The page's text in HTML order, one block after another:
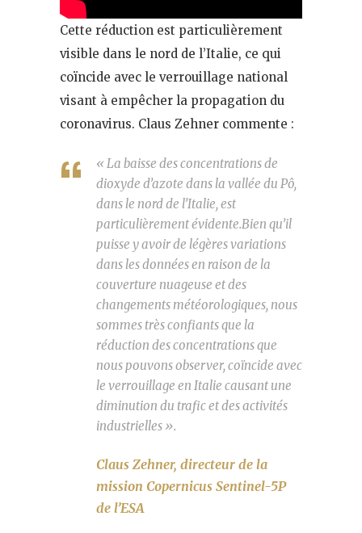
Cette réduction est particulièrement
visible dans le nord de l’Italie, ce qui
coïncide avec le verrouillage national
visant à empêcher la propagation du
coronavirus. Claus Zehner commente :
« La baisse des concentrations de
dioxyde d’azote dans la vallée du Pô,
dans le nord de l’Italie, est
particulièrement évidente.Bien qu’il
puisse y avoir de légères variations
dans les données en raison de la
couverture nuageuse et des
changements météorologiques, nous
sommes très confiants que la
réduction des concentrations que
nous pouvons observer, coïncide avec
le verrouillage en Italie causant une
diminution du trafic et des activités
industrielles ».
Claus Zehner, directeur de la
mission Copernicus Sentinel-5P
de l’ESA